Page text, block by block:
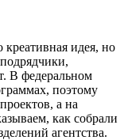
идея, но
В федеральном
поэтому
а на
как собрали
агентства.